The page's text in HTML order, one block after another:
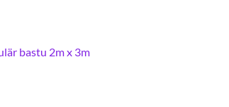
bastu 2m x 3m